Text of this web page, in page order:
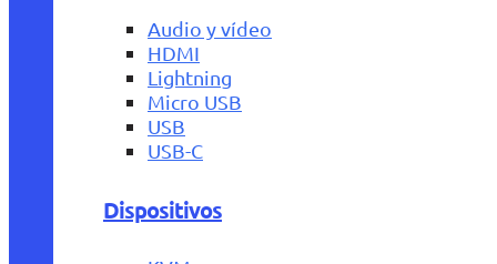
Audio y vídeo
HDMI
Lightning
Micro USB
USB
USB-C
Dispositivos